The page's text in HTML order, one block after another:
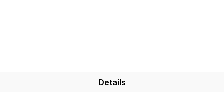
Details